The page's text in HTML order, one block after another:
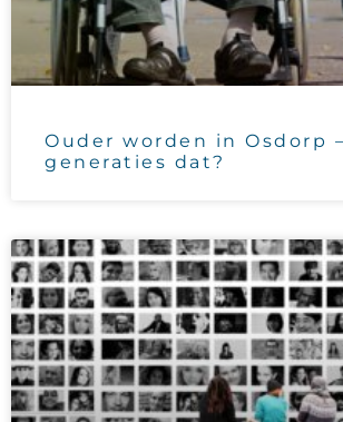
Ouder worden in Osdorp
generaties dat?